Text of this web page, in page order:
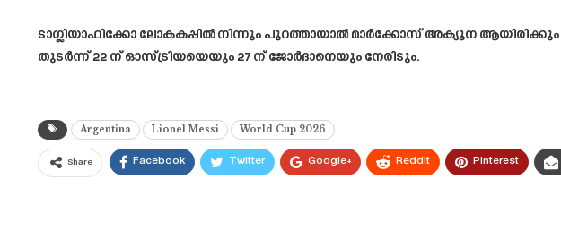
ടാഗ്ലിയാഫിക്കോ ലോകകപ്പിൽ നിന്നും പുറത്തായാൽ മാർക്കോസ് അക്യൂന
തുടർന്ന് 22 ന് ഓസ്ട്രിയയെയും 27 ന് ജോർദാനെയും നേരിടും.
Argentina Lionel Messi World Cup 2026
Share Facebook Twitter Google+ ReddIt Pinterest